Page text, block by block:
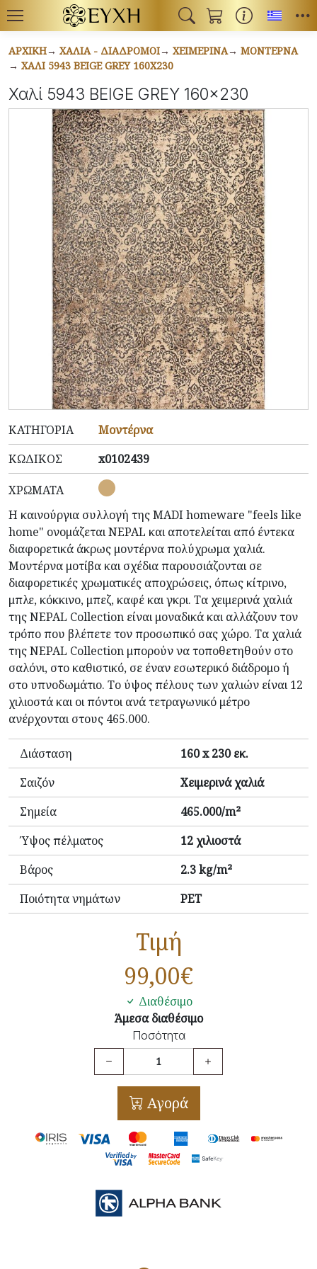
ΑΡΧΙΚΉ ΧΑΛΙΆ - ΔΙΆΔΡΟΜΟΙ ΧΕΙΜΕΡΙΝΆ
ΜΟΝΤΈΡΝΑ
ΧΑΛΊ 5943 BEIGE GREY 160X230
Χαλί 5943 BEIGE GREY 160x230
ΚΑΤΗΓΟΡΊΑ
Μοντέρνα
ΚΩΔΙΚΌΣ
x0102439
ΧΡΏΜΑΤΑ
Η καινούργια συλλογή της MADI homeware "feels like
home" ονομάζεται NEPAL και αποτελείται από έντεκα
διαφορετικά άκρως μοντέρνα πολύχρωμα χαλιά.
Μοντέρνα μοτίβα και σχέδιαπαρουσιάζονταισε
διαφορετικές χρωματικές αποχρώσεις, όπως κίτρινο,
μπλε, κόκκινο, μπεζ, καφέ και γκρι. Τα χειμερινά χαλιά
της NEPAL Collection είναι μοναδικά καιαλλάζουντον
τρόπο που βλέπετε τον προσωπικό σας χώρο. Τα χαλιά
της NEPAL Collection μπορούν να τοποθετηθούν στο
σαλόνι, στο καθιστικό, σε έναν εσωτερικό διάδρομο ή
στο υπνοδωμάτιο. Το ύψος πέλους των χαλιών είναι 12
χιλιοστά και οι πόντοι ανά τετραγωνικό μέτρο
ανέρχονται στους 465.000.
Διάσταση
160 x 230 εκ.
Σαιζόν
Χειμερινά χαλιά
Σημεία
465.000/m²
Ύψος πέλματος
12 χιλιοστά
Βάρος
2.3 kg/m²
Ποιότητα νημάτων
PET
Τιμή
99,00€
Διαθέσιμο
Άμεσα διαθέσιμο
Ποσότητα
Αγορά